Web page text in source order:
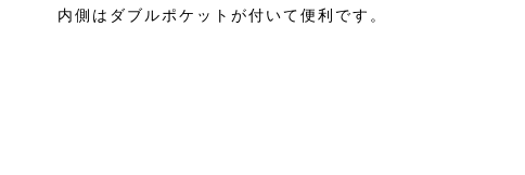
内側はダブルポケットが付いて便利です。